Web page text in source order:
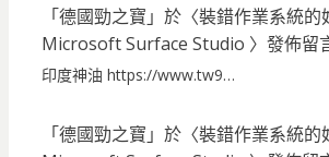
「德國勁之寶 」於〈裝錯作業系統
Microsoft Surface Studio 〉發佈留
印度神油 https://www.tw9…
「德國勁之寶 」於〈裝錯作業系統